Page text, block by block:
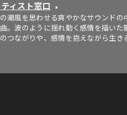
ティスト窓口 »
潮風を思わせる爽やかなサウンド
。波のように揺れ動く感情を描い
つながりや、感情を抱えながら生き